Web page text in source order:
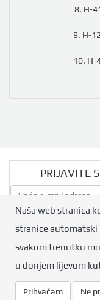
8. H-
9. H-
10. H-
PRIJAVITE
Naša web stranica
stranice automatski
svakom trenutku
u donjem lijevom
Prihvaćam Ne